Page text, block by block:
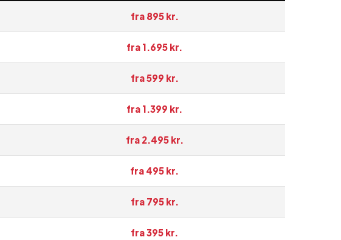
fra 895 kr.
fra 1.695 kr.
fra 599 kr.
fra 1.399 kr.
fra 2.495 kr.
fra 495 kr.
fra 795 kr.
fra 395 kr.